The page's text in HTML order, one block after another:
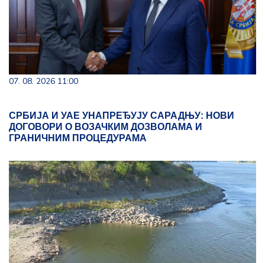
07. 08. 2026 11:00
СРБИЈА И УАЕ УНАПРЕЂУЈУ САРАДЊУ: НОВИ
ДОГОВОРИ О ВОЗАЧКИМ ДОЗВОЛАМА И
ГРАНИЧНИМ ПРОЦЕДУРАМА